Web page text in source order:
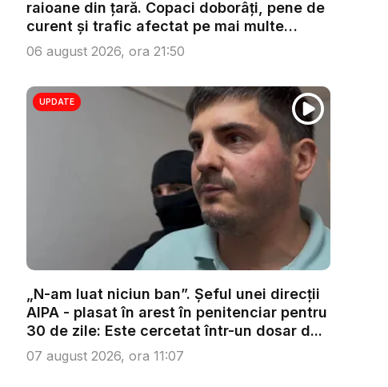
raioane din țară. Copaci doborâți, pene de
curent și trafic afectat pe mai multe
trase...
06 august 2026, ora 21:50
UPDATE
„N-am luat niciun ban”. Șeful unei direcții
AIPA - plasat în arest în penitenciar pentru
30 de zile: Este cercetat într-un dosar d...
07 august 2026, ora 11:07